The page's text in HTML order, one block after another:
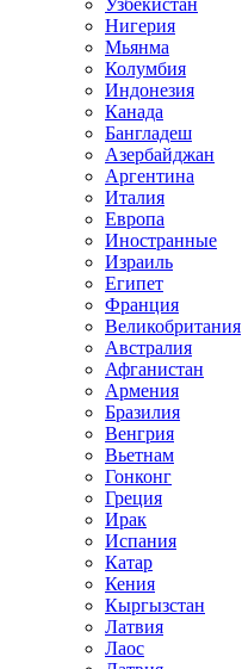
Узбекистан
Нигерия
Мьянма
Колумбия
Индонезия
Канада
Бангладеш
Азербайджан
Аргентина
Италия
Европа
Иностранные
Израиль
Египет
Франция
Великобритания
Австралия
Афганистан
Армения
Бразилия
Венгрия
Вьетнам
Гонконг
Греция
Ирак
Испания
Катар
Кения
Кыргызстан
Латвия
Лаос